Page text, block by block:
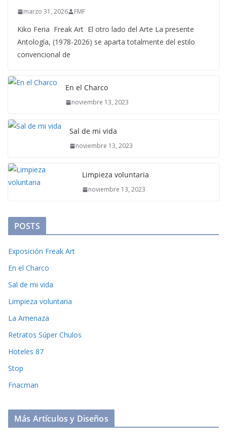
marzo 31, 2026 FMF
Kiko Feria Freak Art El otro lado del Arte La presente
Antología, (1978-2026) se aparta totalmente del estilo
convencional de
En el Charco
noviembre 13, 2023
Sal de mi vida
noviembre 13, 2023
Limpieza voluntaria
noviembre 13, 2023
POSTS
Exposición Freak Art
En el Charco
Sal de mi vida
Limpieza voluntaria
La Amenaza
Retratos Súper Chulos
Hoteles 87
Stop
Fnacman
Más Artículos y Diseños